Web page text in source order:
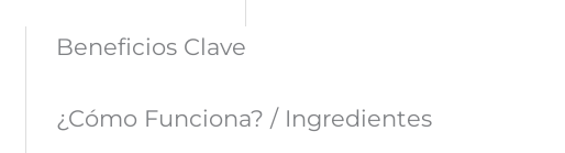
Beneficios Clave
¿Cómo Funciona? / Ingredientes